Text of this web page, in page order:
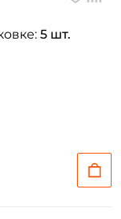
5 шт.